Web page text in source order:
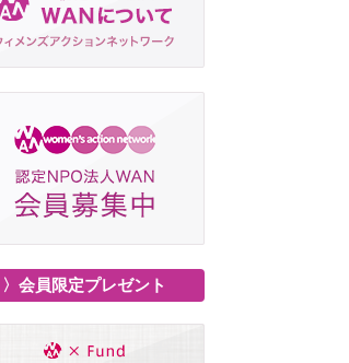
〉会員限定プレゼント